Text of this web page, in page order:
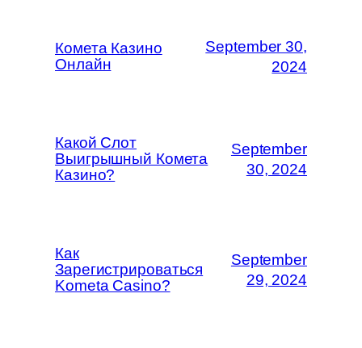
Комета Казино
Онлайн
September 30,
2024
Какой Слот
Выигрышный Комета
Казино?
September
30, 2024
Как
Зарегистрироваться
Kometa Casino?
September
29, 2024